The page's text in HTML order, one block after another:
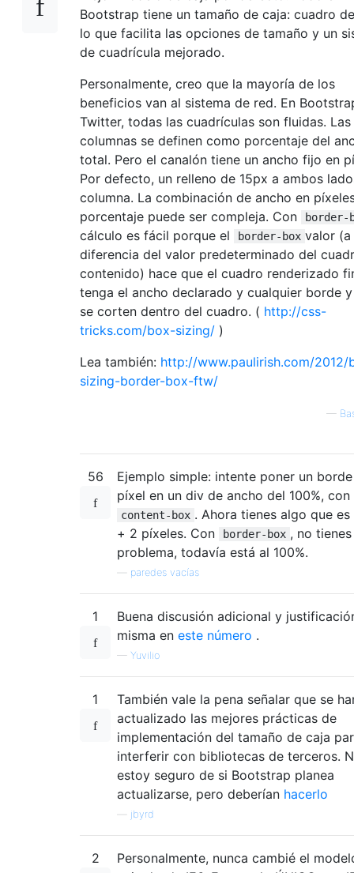
Bootstrap tiene un tamaño de caja: cuadro
lo que facilita las opciones de tamaño y un
de cuadrícula mejorado.
Personalmente, creo que la mayoría de los
beneficios van al sistema de red. En
Twitter, todas las cuadrículas son fluidas. Las
columnas se definen como porcentaje del
total. Pero el canalón tiene un ancho fijo en
Por defecto, un relleno de 15px a ambos
columna. La combinación de ancho en
porcentaje puede ser compleja. Con
border-
cálculo es fácil porque el border-box valor (a
diferencia del valor predeterminado del
contenido) hace que el cuadro renderizado
tenga el ancho declarado y cualquier borde
se corten dentro del cuadro. ( http://css-
tricks.com/box-sizing/ )
Lea también: http://www.paulirish.com/2012/
sizing-border-box-ftw/
—
56
Ejemplo simple: intente poner un
píxel en un div de ancho del 100%, con
content-box . Ahora tienes algo que es
+ 2 píxeles. Con
border-box , no
problema, todavía está al 100%.
paredes vacías
1
Buena discusión adicional y
misma en este número .
— Yuvilio
1
También vale la pena señalar que se
actualizado las mejores prácticas de
implementación del tamaño de caja
interferir con bibliotecas de terceros.
estoy seguro de si Bootstrap planea
actualizarse, pero deberían hacerlo
jbyrd
2
Personalmente, nunca cambié el